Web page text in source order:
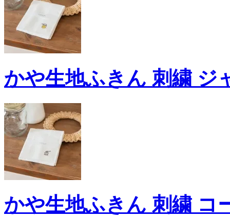
かや生地ふきん 刺繍 ジ
かや生地ふきん 刺繍 コ